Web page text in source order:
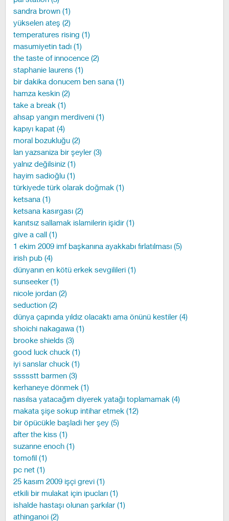
sandra brown (1)
yükselen ateş (2)
temperatures rising (1)
masumiyetin tadı (1)
the taste of innocence (2)
staphanie laurens (1)
bir dakika donucem ben sana (1)
hamza keskin (2)
take a break (1)
ahsap yangın merdiveni (1)
kapıyı kapat (4)
moral bozukluğu (2)
lan yazsaniza bir şeyler (3)
yalnız değilsiniz (1)
hayim sadioğlu (1)
türkiyede türk olarak doğmak (1)
ketsana (1)
ketsana kasırgası (2)
kanıtsız sallamak islamilerin işidir (1)
give a call (1)
1 ekim 2009 imf başkanına ayakkabı fırlatılması (5)
irish pub (4)
dünyanın en kötü erkek sevgilileri (1)
sunseeker (1)
nicole jordan (2)
seduction (2)
dünya çapında yıldız olacaktı ama önünü kestiler (4)
shoichi nakagawa (1)
brooke shields (3)
good luck chuck (1)
iyi sanslar chuck (1)
ssssstt barmen (3)
kerhaneye dönmek (1)
nasılsa yatacağım diyerek yatağı toplamamak (4)
makata şişe sokup intihar etmek (12)
bir öpücükle başladi her şey (5)
after the kiss (1)
suzanne enoch (1)
tomofil (1)
pc net (1)
25 kasım 2009 işçi grevi (1)
etkili bir mulakat için ipucları (1)
ishalde hastaşı olunan şarkılar (1)
athinganoi (2)